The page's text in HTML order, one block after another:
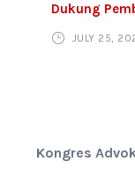
Dukung
JULY 25,
Kongres